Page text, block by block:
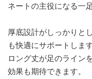
ネートの主役になる一足
厚底設計がしっかりと
も快適にサポートします
ロング丈が足のライン
効果も期待できます。